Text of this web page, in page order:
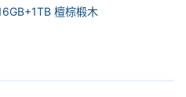
檀棕椴木